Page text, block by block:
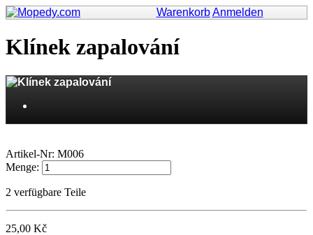
Warenkorb Anmelden
Klínek zapalování
Artikel-Nr: M006
Menge:
2 verfügbare Teile
25,00 Kč